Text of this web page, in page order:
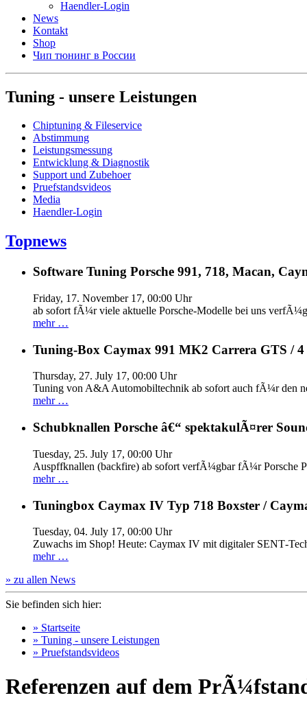
Haendler-Login
News
Kontakt
Shop
Чип тюнинг в России
Tuning - unsere Leistungen
Chiptuning & Fileservice
Abstimmung
Leistungsmessung
Entwicklung & Diagnostik
Support und Zubehoer
Pruefstandsvideos
Media
Haendler-Login
Topnews
Software Tuning Porsche 991, 718, Macan,
Friday, 17. November 17, 00:00 Uhr
ab sofort fÃ¼r viele aktuelle Porsche-Modelle bei uns
mehr …
Tuning-Box Caymax 991 MK2 Carrera GTS / 4
Thursday, 27. July 17, 00:00 Uhr
Tuning von A&A Automobiltechnik ab sofort auch fÃ¼r den
mehr …
Schubknallen Porsche â€“ spektakulÃ¤rer
Tuesday, 25. July 17, 00:00 Uhr
Auspffknallen (backfire) ab sofort verfÃ¼gbar fÃ¼r Porsche
mehr …
Tuningbox Caymax IV Typ 718 Boxster /
Tuesday, 04. July 17, 00:00 Uhr
Zuwachs im Shop! Heute: Caymax IV mit digitaler
mehr …
» zu allen News
Sie befinden sich hier:
» Startseite
» Tuning - unsere Leistungen
» Pruefstandsvideos
Referenzen auf dem